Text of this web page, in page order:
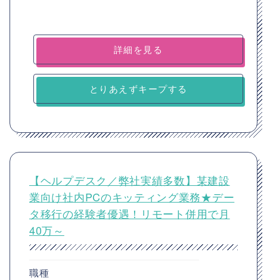
詳細を見る
とりあえずキープする
【ヘルプデスク／弊社実績多数】某建設
業向け社内PCのキッティング業務★デー
タ移行の経験者優遇！リモート併用で月
40万～
職種